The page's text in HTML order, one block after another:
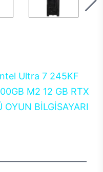
Ultra 7 245KF
M2 12 GB RTX
BİLGİSAYARI